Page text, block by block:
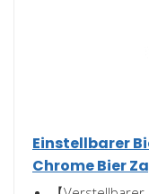
Einstellbarer
Chrome Bier